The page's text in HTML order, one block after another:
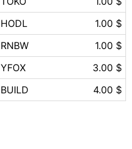
HODL
1.00 $
RNBW
1.00 $
YFOX
3.00 $
BUILD 4.00 $